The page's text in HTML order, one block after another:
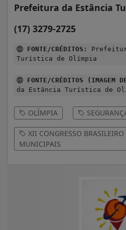
Prefeitura da Estância
(17) 3279-2725
FONTE/CRÉDITOS:
Turística de Olímpia
FONTE/CRÉDITOS (IMAGEM
da Estância Turística de
OLÍMPIA
XII CONGRESSO
MUNICIPAIS